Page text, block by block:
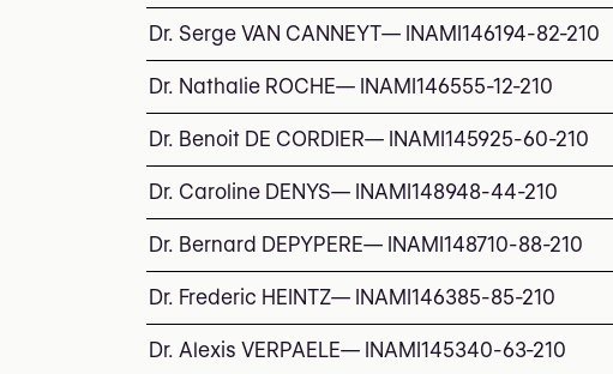
Dr. Serge VAN CANNEYT— INAMI 146194-82-210
Dr. Nathalie ROCHE— INAMI 146555-12-210
Dr. Benoit DE CORDIER— INAMI 145925-60-210
Dr. Caroline DENYS— INAMI 148948-44-210
Dr. Bernard DEPYPERE— INAMI 148710-88-210
Dr. Frederic HEINTZ— INAMI 146385-85-210
Dr. Alexis VERPAELE— INAMI 145340-63-210